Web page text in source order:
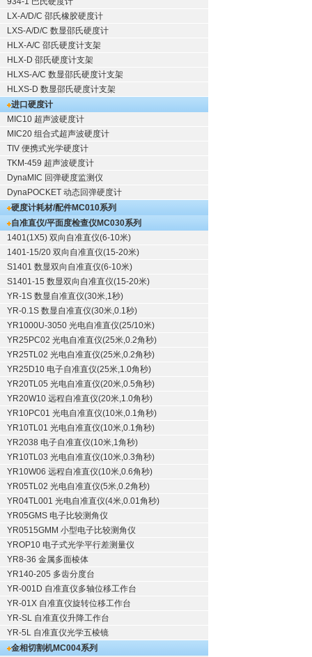
LX-A/D/C 邵氏橡胶硬度计
LXS-A/D/C 数显邵氏硬度计
HLX-A/C 邵氏硬度计支架
HLX-D 邵氏硬度计支架
HLXS-A/C 数显邵氏硬度计支架
HLXS-D 数显邵氏硬度计支架
进口硬度计
MIC10 超声波硬度计
MIC20 组合式超声波硬度计
TIV 便携式光学硬度计
TKM-459 超声波硬度计
DynaMIC 回弹硬度监测仪
DynaPOCKET 动态回弹硬度计
硬度计耗材/配件MC010系列
自准直仪/平面度检查仪MC030系列
1401(1X5) 双向自准直仪(6-10米)
1401-15/20 双向自准直仪(15-20米)
S1401 数显双向自准直仪(6-10米)
S1401-15 数显双向自准直仪(15-20米)
YR-1S 数显自准直仪(30米,1秒)
YR-0.1S 数显自准直仪(30米,0.1秒)
YR1000U-3050 光电自准直仪(25/10米)
YR25PC02 光电自准直仪(25米,0.2角秒)
YR25TL02 光电自准直仪(25米,0.2角秒)
YR25D10 电子自准直仪(25米,1.0角秒)
YR20TL05 光电自准直仪(20米,0.5角秒)
YR20W10 远程自准直仪(20米,1.0角秒)
YR10PC01 光电自准直仪(10米,0.1角秒)
YR10TL01 光电自准直仪(10米,0.1角秒)
YR2038 电子自准直仪(10米,1角秒)
YR10TL03 光电自准直仪(10米,0.3角秒)
YR10W06 远程自准直仪(10米,0.6角秒)
YR05TL02 光电自准直仪(5米,0.2角秒)
YR04TL001 光电自准直仪(4米,0.01角秒)
YR05GMS 电子比较测角仪
YR0515GMM 小型电子比较测角仪
YROP10 电子式光学平行差测量仪
YR8-36 金属多面棱体
YR140-205 多齿分度台
YR-001D 自准直仪多轴位移工作台
YR-01X 自准直仪旋转位移工作台
YR-SL 自准直仪升降工作台
YR-5L 自准直仪光学五棱镜
金相切割机MC004系列